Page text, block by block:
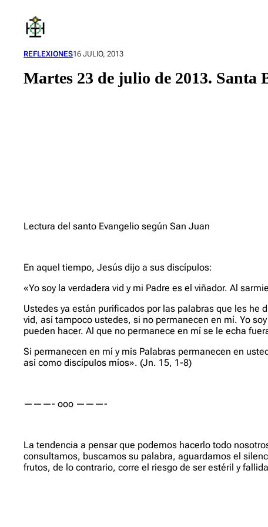
contenido
REFLEXIONES16 JULIO, 2013
Martes 23 de julio de 2013.
Lectura del santo Evangelio según San Juan
En aquel tiempo, Jesús dijo a sus discípulos:
«Yo soy la verdadera vid y mi Padre es el viñador. Al
Ustedes ya están purificados por las palabras que les he
vid, así tampoco ustedes, si no permanecen en mí. Yo
pueden hacer. Al que no permanece en mí se le echa
Si permanecen en mí y mis Palabras permanecen en
así como discípulos míos». (Jn. 15, 1-8)
———- ooo ———-
La tendencia a pensar que podemos hacerlo todo
consultamos, buscamos su palabra, aguardamos el
frutos, de lo contrario, corre el riesgo de ser estéril y